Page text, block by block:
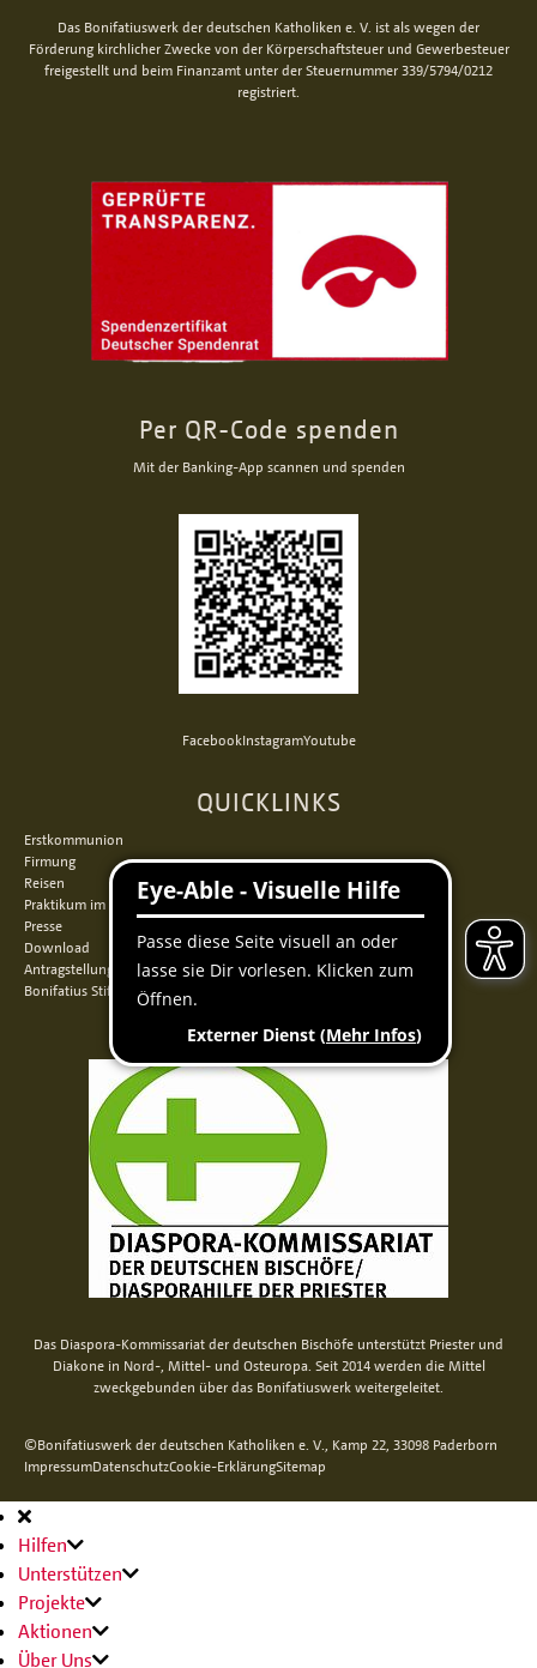
Das Bonifatiuswerk der deutschen Katholiken e. V. ist als wegen der
Förderung kirchlicher Zwecke von der Körperschaftsteuer und Gewerbesteuer
freigestellt und beim Finanzamt unter der Steuernummer 339/5794/0212
registriert.
Per QR-Code spenden
Mit der Banking-App scannen und spenden
FacebookInstagramYoutube
QUICKLINKS
Erstkommunion
Firmung
Reisen
Praktikum im Norden
Presse
Download
Antragstellung
Bonifatius Stiftungszentrum
Das Diaspora-Kommissariat der deutschen Bischöfe unterstützt Priester und
Diakone in Nord-, Mittel- und Osteuropa. Seit 2014 werden die Mittel
zweckgebunden über das Bonifatiuswerk weitergeleitet.
©Bonifatiuswerk der deutschen Katholiken e. V., Kamp 22, 33098 Paderborn
ImpressumDatenschutzCookie-ErklärungSitemap
Hauptnavigation
Hilfen
Unterstützen
Projekte
Aktionen
Über Uns